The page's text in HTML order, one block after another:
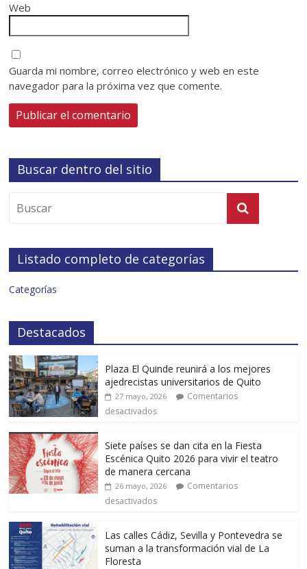
Web
Guarda mi nombre, correo electrónico y web en este
navegador para la próxima vez que comente.
Buscar dentro del sitio
Listado completo de categorías
Categorías
Destacados
Plaza El Quinde reunirá a los mejores
ajedrecistas universitarios de Quito
27 mayo, 2026
Comentarios
desactivados
Siete países se dan cita en la Fiesta
Escénica Quito 2026 para vivir el teatro
de manera cercana
26 mayo, 2026
Comentarios
desactivados
Las calles Cádiz, Sevilla y Pontevedra se
suman a la transformación vial de La
Floresta